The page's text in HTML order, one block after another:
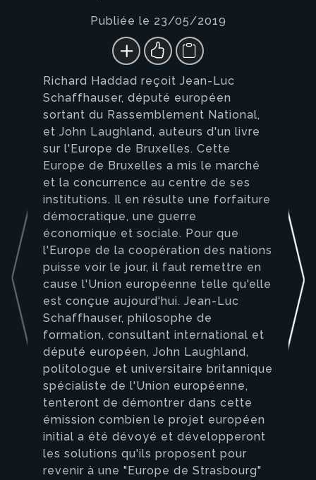
Publiée le 23/05/2019
Richard Haddad reçoit Jean-Luc
Schaffhauser, député européen
sortant du Rassemblement National,
et John Laughland, auteurs d'un livre
sur l'Europe de Bruxelles. Cette
Europe de Bruxelles a mis le marché
et la concurrence au centre de ses
institutions. Il en résulte une forfaiture
démocratique, une guerre
économique et sociale. Pour que
l'Europe de la coopération des nations
puisse voir le jour, il faut remettre en
cause l'Union européenne telle qu'elle
est conçue aujourd'hui. Jean-Luc
Schaffhauser, philosophe de
formation, consultant international et
député européen, John Laughland,
politologue et universitaire britannique
spécialiste de l'Union européenne,
tenteront de démontrer dans cette
émission combien le projet européen
initial a été dévoyé et développeront
les solutions qu'ils proposent pour
revenir à une "Europe de Strasbourg"